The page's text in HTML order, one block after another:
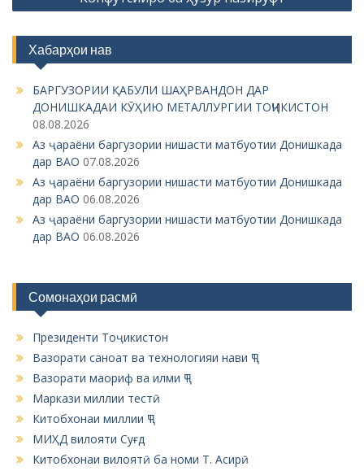
a
v
i
g
t
o
Хабарҳои нав
БАРГУЗОРИИ ҚАБУЛИ ШАҲРВАНДОН ДАР
ДОНИШКАДАИ КӮҲИЮ МЕТАЛЛУРГИИ ТОҶИКИСТОН
08.08.2026
Аз ҷараёни баргузории нишасти матбуотии Донишкада
дар ВАО 07.08.2026
Аз ҷараёни баргузории нишасти матбуотии Донишкада
дар ВАО 06.08.2026
Аз ҷараёни баргузории нишасти матбуотии Донишкада
дар ВАО 06.08.2026
Сомонаҳои расмӣ
Президенти Тоҷикистон
Вазорати саноат ва технологияи нави ҶТ
Вазорати маориф ва илми ҶТ
Маркази миллии тестӣ
Китобхонаи миллии ҶТ
МИҲД вилояти Суғд
Китобхонаи вилоятӣ ба номи Т. Асирӣ